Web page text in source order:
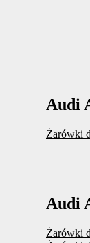
Audi
Żarówki
Audi
Żarówki